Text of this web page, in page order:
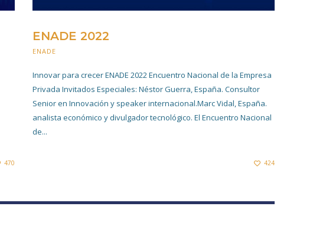
470
ENADE 2022
ENADE
Innovar para crecer ENADE 2022 Encuentro Nacional de la Empresa
Privada Invitados Especiales: Néstor Guerra, España. Consultor
Senior en Innovación y speaker internacional.Marc Vidal, España.
analista económico y divulgador tecnológico. El Encuentro Nacional
de...
424